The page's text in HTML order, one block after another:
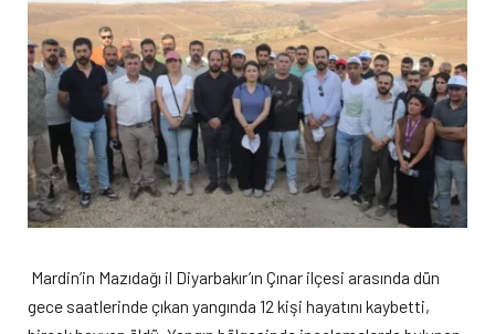
Mardin’in Mazıdağı il Diyarbakır’ın Çınar ilçesi arasında dün
gece saatlerinde çıkan yangında 12 kişi hayatını kaybetti,